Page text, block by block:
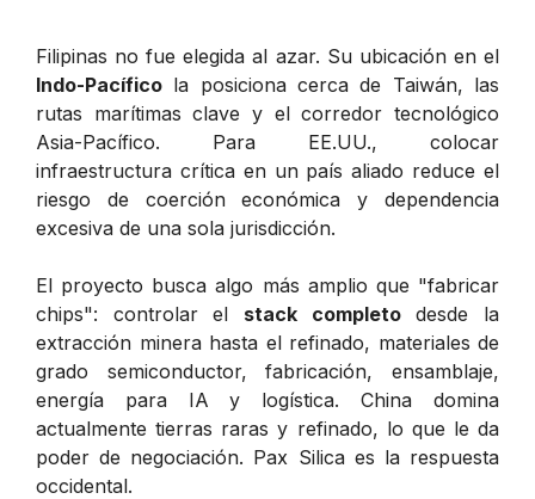
Filipinas no fue elegida al azar. Su ubicación en el
Indo-Pacífico la posiciona cerca de Taiwán, las
rutas marítimas clave y el corredor tecnológico
Asia-Pacífico. Para EE.UU., colocar
infraestructura crítica en un país aliado reduce el
riesgo de coerción económica y dependencia
excesiva de una sola jurisdicción.
El proyecto busca algo más amplio que "fabricar
chips": controlar el stack completodesde la
extracción minera hasta el refinado, materiales de
grado semiconductor, fabricación, ensamblaje,
energía para IA y logística. China domina
actualmente tierras raras y refinado, lo que le da
poder de negociación. Pax Silica es la respuesta
occidental.